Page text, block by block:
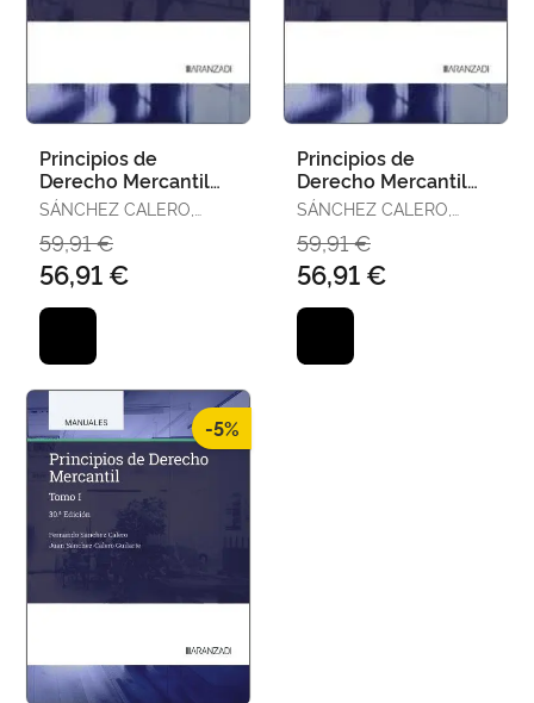
Principios de
Derecho Mercantil
(Tomo I)
SÁNCHEZ CALERO,
59,91 €
56,91 €
Principios de
Derecho Mercantil
(Tomo Ii)
SÁNCHEZ CALERO,
59,91 €
56,91 €
-5%